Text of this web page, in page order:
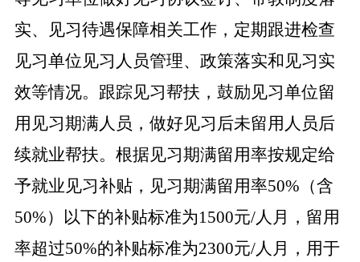
实、见习待遇保障相关工作，定期跟进检查
见习单位见习人员管理、政策落实和见习实
效等情况。跟踪见习帮扶，鼓励见习单位留
用见习期满人员，做好见习后未留用人员后
续就业帮扶。根据见习期满留用率按规定给
予就业见习补贴，见习期满留用率50%（含
50%）以下的补贴标准为1500元/人月，留用
率超过50%的补贴标准为2300元/人月，用于